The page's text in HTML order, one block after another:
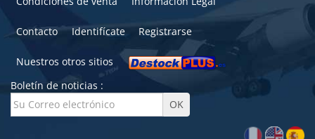
Contacto Identifícate Registrarse
Nuestros otros sitios
Boletín de noticias :